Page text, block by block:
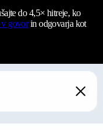
do 4,5× hitreje, ko
v govorin odgovarja kot